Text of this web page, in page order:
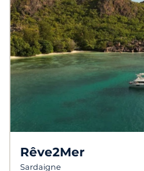
Rêve2Mer
Sardaigne